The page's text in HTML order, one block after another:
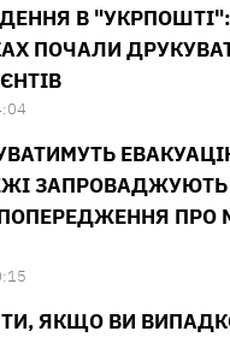
В
ПОЧАЛИ
ПРО
ЯКЩО ВИ